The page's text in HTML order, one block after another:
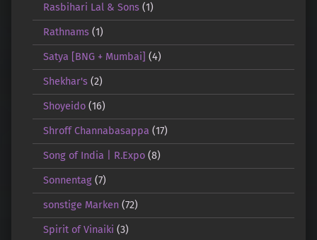
Rasbihari Lal & Sons(1)
Rathnams(1)
Satya [BNG + Mumbai] (4)
Shekhar's(2)
Shoyeido(16)
Shroff Channabasappa (17)
Song of India | R.Expo(8)
Sonnentag(7)
sonstige Marken(72)
Spirit of Vinaiki (3)